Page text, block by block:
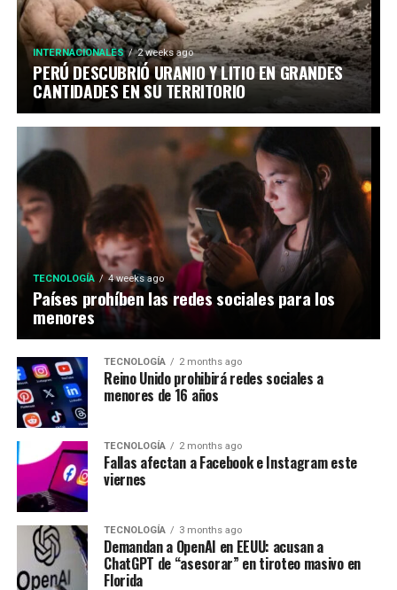
INTERNACIONALES 2 weeks ago
PERÚ DESCUBRIÓ URANIO Y LITIO EN GRANDES
CANTIDADES EN SU TERRITORIO
TECNOLOGÍA 4 weeks ago
Países prohíben las redes sociales para los
menores
TECNOLOGÍA 2 months ago
Reino Unido prohibirá redes sociales a
menores de 16 años
TECNOLOGÍA 2 months ago
Fallas afectan a Facebook e Instagram este
viernes
TECNOLOGÍA 3 months ago
Demandan a OpenAI en EEUU: acusan a
ChatGPT de “asesorar” en tiroteo masivo en
Florida